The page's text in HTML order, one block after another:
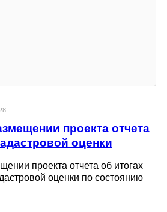
проекта отчета
оценки
проекта отчета об итогах
оценки по состоянию